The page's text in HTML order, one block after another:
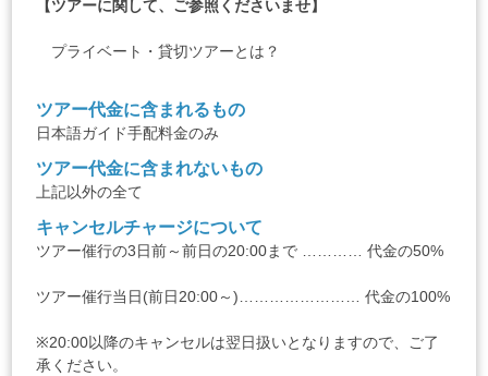
【ツアーに関して、ご参照くださいませ】
プライベート・貸切ツアーとは？
ツアー代金に含まれるもの
日本語ガイド手配料金のみ
ツアー代金に含まれないもの
上記以外の全て
キャンセルチャージについて
ツアー催行の3日前～前日の20:00まで ………… 代金の50%
ツアー催行当日(前日20:00～)…………………… 代金の100%
※20:00以降のキャンセルは翌日扱いとなりますので、ご了
承ください。